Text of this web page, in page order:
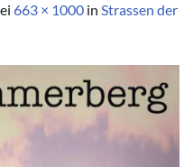
663 × 1000 in Strassen der